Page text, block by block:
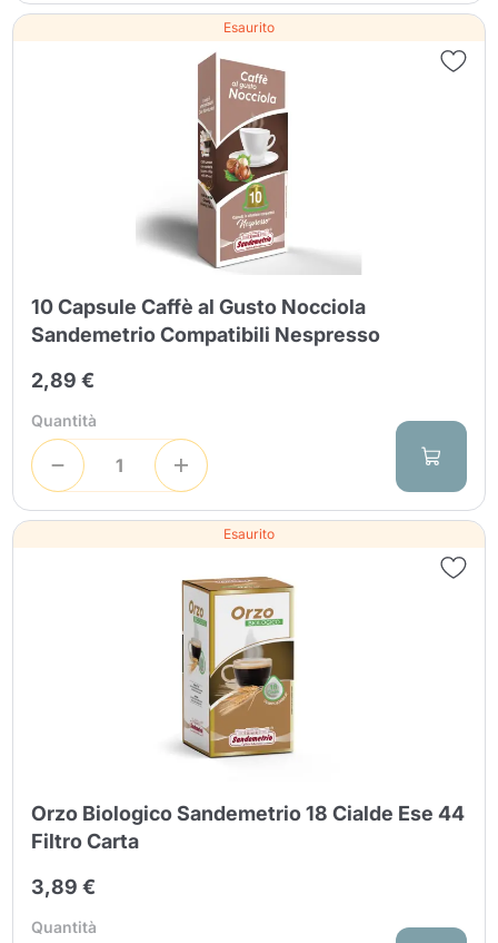
Esaurito
10 Capsule Caffè al Gusto Nocciola
Sandemetrio Compatibili Nespresso
2,89 €
Quantità
Esaurito
Orzo Biologico Sandemetrio 18 Cialde Ese 44
Filtro Carta
3,89 €
Quantità